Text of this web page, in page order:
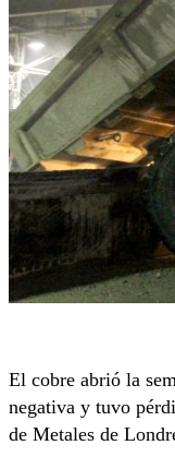
El cobre abrió la
negativa y tuvo
de Metales de